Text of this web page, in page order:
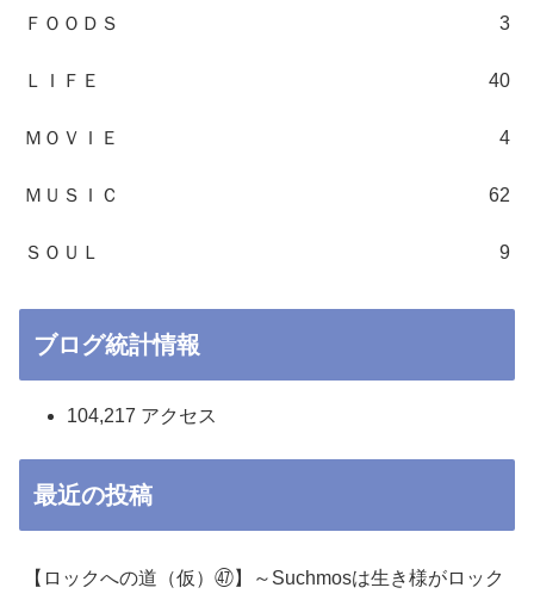
ＦＯＯＤＳ 3
ＬＩＦＥ 40
ＭＯＶＩＥ 4
ＭＵＳＩＣ 62
ＳＯＵＬ 9
ブログ統計情報
104,217 アクセス
最近の投稿
【ロックへの道（仮）㊼】～Suchmosは生き様がロック